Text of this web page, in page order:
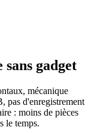
sans gadget
mécanique
pas d'enregistrement
: moins de pièces
le temps.